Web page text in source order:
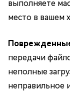
выполняете
место в вашем
передачи
неполные
неправильное